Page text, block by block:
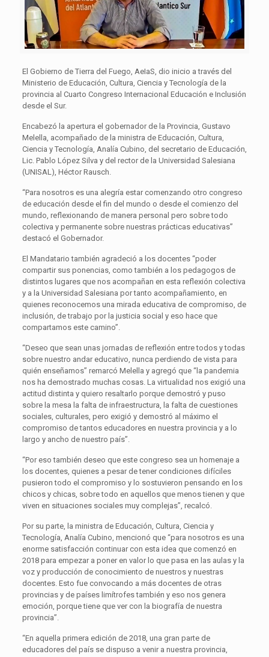
El Gobierno de Tierra del Fuego, AeIaS, dio inicio a través del
Ministerio de Educación, Cultura, Ciencia y Tecnología de la
provincia al Cuarto Congreso Internacional Educación e Inclusión
desde el Sur.
Encabezó la apertura el gobernador de la Provincia, Gustavo
Melella, acompañado de la ministra de Educación, Cultura,
Ciencia y Tecnología, Analía Cubino, del secretario de Educación,
Lic. Pablo López Silva y del rector de la Universidad Salesiana
(UNISAL), Héctor Rausch.
“Para nosotros es una alegría estar comenzando otro congreso
de educación desde el fin del mundo o desde el comienzo del
mundo, reflexionando de manera personal pero sobre todo
colectiva y permanente sobre nuestras prácticas educativas”
destacó el Gobernador.
El Mandatario también agradeció a los docentes “poder
compartir sus ponencias, como también a los pedagogos de
distintos lugares que nos acompañan en esta reflexión colectiva
y a la Universidad Salesiana por tanto acompañamiento, en
quienes reconocemos una mirada educativa de compromiso, de
inclusión, de trabajo por la justicia social y eso hace que
compartamos este camino”.
“Deseo que sean unas jornadas de reflexión entre todos y todas
sobre nuestro andar educativo, nunca perdiendo de vista para
quién enseñamos” remarcó Melella y agregó que “la pandemia
nos ha demostrado muchas cosas. La virtualidad nos exigió una
actitud distinta y quiero resaltarlo porque demostró y puso
sobre la mesa la falta de infraestructura, la falta de cuestiones
sociales, culturales, pero exigió y demostró al máximo el
compromiso de tantos educadores en nuestra provincia y a lo
largo y ancho de nuestro país”.
“Por eso también deseo que este congreso sea un homenaje a
los docentes, quienes a pesar de tener condiciones difíciles
pusieron todo el compromiso y lo sostuvieron pensando en los
chicos y chicas, sobre todo en aquellos que menos tienen y que
viven en situaciones sociales muy complejas”, recalcó.
Por su parte, la ministra de Educación, Cultura, Ciencia y
Tecnología, Analía Cubino, mencionó que “para nosotros es una
enorme satisfacción continuar con esta idea que comenzó en
2018 para empezar a poner en valor lo que pasa en las aulas y la
voz y producción de conocimiento de nuestros y nuestras
docentes. Esto fue convocando a más docentes de otras
provincias y de países limítrofes también y eso nos genera
emoción, porque tiene que ver con la biografía de nuestra
provincia”.
“En aquella primera edición de 2018, una gran parte de
educadores del país se dispuso a venir a nuestra provincia,